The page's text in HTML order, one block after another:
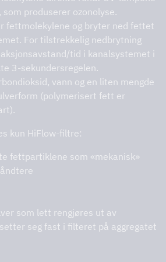
som produserer ozonolyse.
fettmolekylene og bryter ned fettet
For tilstrekkelig nedbrytning
tid i kanalsystemet i
3-sekundersregelen.
vann og en liten mengde
(polymerisert fett er
kun HiFlow-filtre:
fettpartiklene som «mekanisk»
som lett rengjøres ut av
seg fast i filteret på aggregatet